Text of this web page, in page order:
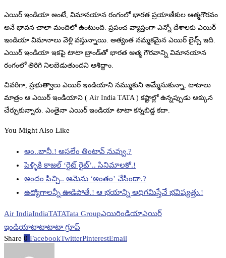
ఎయిర్ ఇండియా అంటే, విమానయాన రంగంలో భారత ప్రయాణీకుల ఆత్మగౌరవం
అనే భావన చాలా మందిలో ఉంటుంది. ప్రపంచ వ్యాప్తంగా ఎన్నో దేశాలకు ఎయిర్
ఇండియా విమానాలు వెళ్లి వస్తున్నాయి. అత్యంత నమ్మకమైన ఎయిర్ లైన్స్ ఇది.
ఎయిర్ ఇండియా ఇకపై టాటా బ్రాండ్‌తో భారత ఆత్మ గౌరవాన్ని విమానయాన
రంగంలో తిరిగి నిలబెడుతుందని ఆశిద్దాం.
చివరిగా, ప్రభుత్వాలు ఎయిర్ ఇండియాని నమ్ముకుని అమ్మేసుకున్నా, టాటాలు
మాత్రం ఆ ఎయిర్ ఇండియాని ( Air India TATA ) కష్టాల్లో ఉన్నప్పుడు అక్కున
చేర్చుకున్నారు. ఎంతైనా ఎయిర్ ఇండియా టాటా కన్నబిడ్డ కదా.
You Might Also Like
అం..బానీ.! అసలేం తింటావ్ నువ్వు.?
పెళ్ళికి కాజల్‌ ‘రైట్‌ రైట్‌’.. సినిమాలకో.!
అందం పిచ్చి.. ఆమెను ‘అంతం’ చేసిందా.?
ఉద్యోగాలన్నీ ఊడిపోతే.! ఆ భయాన్ని అధిగమిస్తేనే భవిష్యత్తు.!
Air IndiaIndiaTATATata Groupఎయిరిండియాఎయిర్
ఇండియాటాటాటాటా గ్రూప్
Share 0 FacebookTwitterPinterestEmail